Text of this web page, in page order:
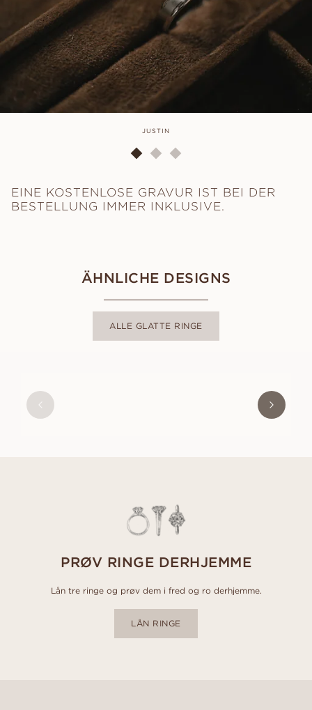
JUSTIN
EINE KOSTENLOSE GRAVUR IST BEI DER
BESTELLUNG IMMER INKLUSIVE.
ÄHNLICHE DESIGNS
ALLE GLATTE RINGE
PRØV RINGE DERHJEMME
Lån tre ringe og prøv dem i fred og ro derhjemme.
LÅN RINGE